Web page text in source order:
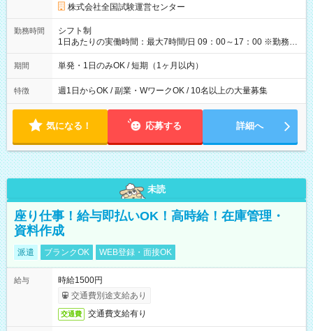
円の場合あり ・国家試験 7:00～13:30（休憩なし） 時給1,300
円（役割手当＋100円）×6時間＝日収8,400円＋交通費 【試用期
間】試用期間なし
株式会社全国試験運営センター
勤務時間
シフト制
1日あたりの実働時間：最大7時間/日 09：00～17：00 ※勤務時
間は 試験により異なります。
期間 単発・1日のみOK / 短期（1ヶ月以内）
特徴 週1日からOK / 副業・WワークOK / 10名以上の大量募集
気になる！ 応募する 詳細へ
未読
座り仕事！給与即払いOK！高時給！在庫管理・
資料作成
派遣 ブランクOK WEB登録・面接OK
給与
時給1500円
交通費別途支給あり
交通費 交通費支給有り